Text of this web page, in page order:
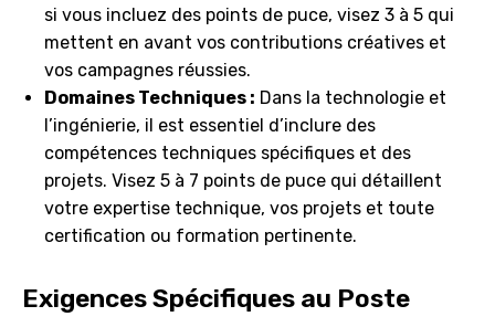
si vous incluez des points de puce, visez 3 à 5 qui
mettent en avant vos contributions créatives et
vos campagnes réussies.
Domaines Techniques : Dans la technologie et
l’ingénierie, il est essentiel d’inclure des
compétences techniques spécifiques et des
projets. Visez 5 à 7 points de puce qui détaillent
votre expertise technique, vos projets et toute
certification ou formation pertinente.
Exigences Spécifiques au Poste